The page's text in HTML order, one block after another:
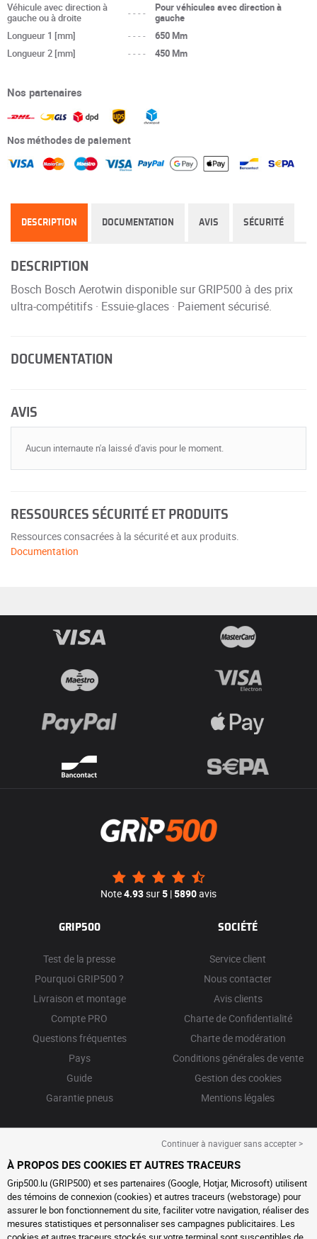
Véhicule avec direction à
gauche ou à droite
----
Pour véhicules avec direction à
gauche
Longueur 1 [mm]
----
650 Mm
Longueur 2 [mm]
---- 450 Mm
Nos partenaires
Nos méthodes de paiement
DESCRIPTION DOCUMENTATION AVIS SÉCURITÉ
DESCRIPTION
Bosch Bosch Aerotwin disponible sur GRIP500 à des prix
ultra-compétitifs · Essuie-glaces · Paiement sécurisé.
DOCUMENTATION
AVIS
Aucun internaute n'a laissé d'avis pour le moment.
RESSOURCES SÉCURITÉ ET PRODUITS
Ressources consacrées à la sécurité et aux produits.
Documentation
Note4.93sur5 |5890avis
GRIP500
Test de la presse
Pourquoi GRIP500 ?
Livraison et montage
Compte PRO
Questions fréquentes
Pays
Guide
Garantie pneus
SOCIÉTÉ
Service client
Nous contacter
Avis clients
Charte de Confidentialité
Charte de modération
Conditions générales de vente
Gestion des cookies
Mentions légales
Continuer à naviguer sans accepter >
À PROPOS DES COOKIES ET AUTRES TRACEURS
Grip500.lu (GRIP500) et ses partenaires (Google, Hotjar, Microsoft) utilisent
des témoins de connexion (cookies) et autres traceurs (webstorage) pour
assurer le bon fonctionnement du site, faciliter votre navigation, réaliser des
mesures statistiques et personnaliser ses campagnes publicitaires. Les